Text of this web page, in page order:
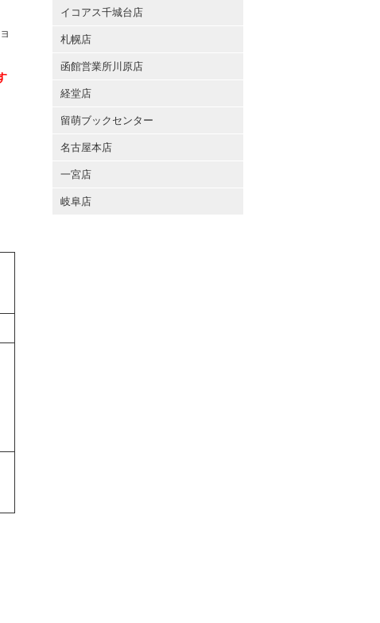
イコアス千城台店
札幌店
函館営業所川原店
経堂店
留萌ブックセンター
名古屋本店
一宮店
岐阜店